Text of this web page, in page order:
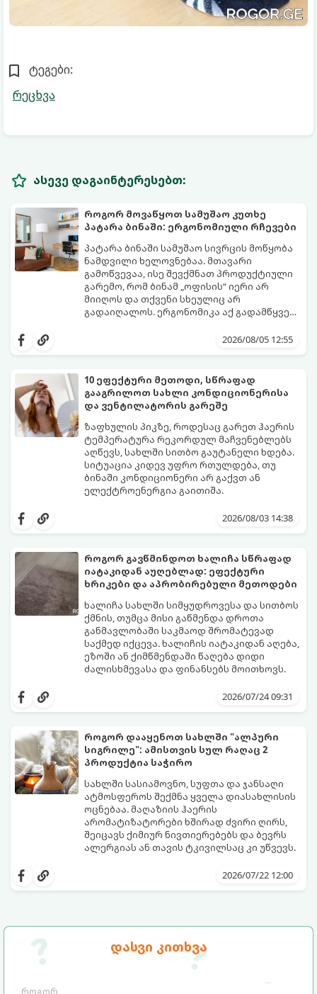
დასვი კითხვა
ტეგები:
რეცხვა
ასევე დაგაინტერესებთ:
როგორ მოვაწყოთ სამუშაო კუთხე
პატარა ბინაში: ერგონომიული რჩევები
პატარა ბინაში სამუშაო სივრცის მოწყობა
ნამდვილი ხელოვნებაა. მთავარი
გამოწვევაა, ისე შევქმნათ პროდუქტიული
გარემო, რომ ბინამ „ოფისის“ იერი არ
მიიღოს და თქვენი სხეულიც არ
გადაიღალოს. ერგონომიკა აქ გადამწყვეტ
2026/08/05 12:55
10 ეფექტური მეთოდი, სწრაფად
გააგრილოთ სახლი კონდიციონერისა
და ვენტილატორის გარეშე
ზაფხულის პიკზე, როდესაც გარეთ ჰაერის
ტემპერატურა რეკორდულ მაჩვენებლებს
აღწევს, სახლში სითბო გაუტანელი ხდება.
სიტუაცია კიდევ უფრო რთულდება, თუ
ბინაში კონდიციონერი არ გაქვთ ან
ელექტროენერგია გაითიშა.
კანონები და გამოცდილი ყოფითი ხრიკები,
სასიამოვნო სიგრილე სპეციალური
ტექნიკის გარეშეც.
გთავაზობთ 10 საუკეთესო და
ხელმისაწვდომ მეთოდს:
2026/08/03 14:38
როგორ გავწმინდოთ ხალიჩა სწრაფად
იატაკიდან აუღებლად: ეფექტური
ხრიკები და აპრობირებული მეთოდები
ხალიჩა სახლში სიმყუდროვესა და სითბოს
ქმნის, თუმცა მისი გაწმენდა დროთა
განმავლობაში საკმაოდ შრომატევად
საქმედ იქცევა. ხალიჩის იატაკიდან აღება,
ეზოში ან ქიმწმენდაში წაღება დიდი
ძალისხმევასა და ფინანსებს მოითხოვს.
ეფექტური, ბიუჯეტური და აპრობირებული
ლაქების ამოყვანასა და პირვანდელი
სიახლის დაბრუნებას.
2026/07/24 09:31
როგორ დააყენოთ სახლში "ალპური
სიგრილე": ამისთვის სულ რაღაც 2
პროდუქტია საჭირო
სახლში სასიამოვნო, სუფთა და ჯანსაღი
ატმოსფეროს შექმნა ყველა დიასახლისის
ოცნებაა. მაღაზიის ჰაერის
არომატიზატორები ხშირად ძვირი ღირს,
შეიცავს ქიმიურ ნივთიერებებს და ბევრს
ალერგიას ან თავის ტკივილსაც კი უწვევს.
სიგრილისა“ და სიახლის ეფექტის მიღწევა
ინგრედიენტი დაგჭირდებათ, რომლებიც
2026/07/22 12:00